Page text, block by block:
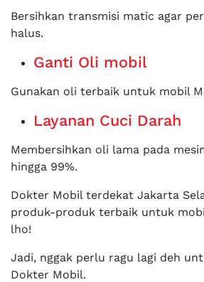
Bersihkan transmisi matic agar
halus.
Ganti Oli mobil
Gunakan oli terbaik untuk mobil
Layanan Cuci Darah
Membersihkan oli lama pada
hingga 99%.
Dokter Mobil terdekat Jakarta
produk-produk terbaik untuk
lho!
Jadi, nggak perlu ragu lagi deh
Dokter Mobil.